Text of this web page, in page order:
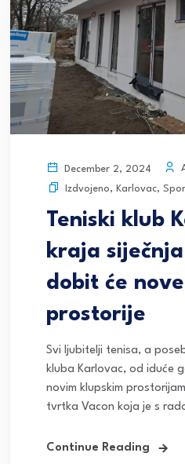
December 2, 2024
Izdvojeno, Karlovac,
Teniski klub
kraja
dobit će
prostorije
Svi ljubitelji tenisa, a
kluba Karlovac, od iduće
novim klupskim
tvrtka Vacon koja je s
Continue Reading